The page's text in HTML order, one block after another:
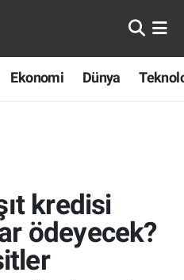
Ekonomi Dünya
kredisi
ödeyecek?
ve Fikstür